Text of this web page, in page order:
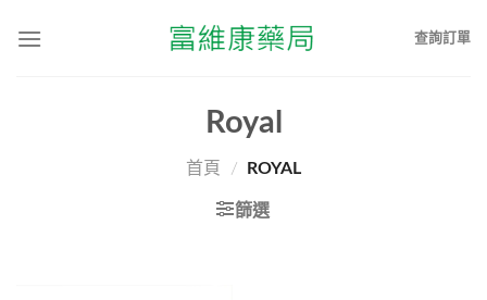
查詢訂單
Royal
首頁 / ROYAL
篩選